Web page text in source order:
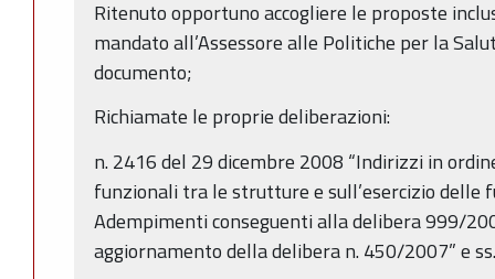
Ritenuto opportuno accogliere le proposte
mandato all’Assessore alle Politiche per la
documento;
Richiamate le proprie deliberazioni:
n. 2416 del 29 dicembre 2008 “Indirizzi in
funzionali tra le strutture e sull’esercizio delle
Adempimenti conseguenti alla delibera 999/
aggiornamento della delibera n. 450/2007” e